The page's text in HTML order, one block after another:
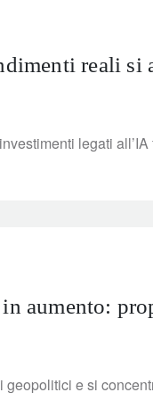
reali si
legati
aumento:
geopolitici e si